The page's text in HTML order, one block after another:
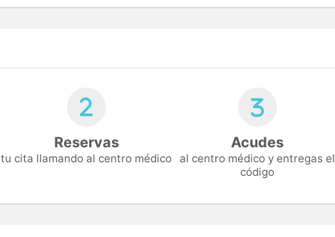
Reservas
tu cita llamando al centro médico
Acudes
al centro médico y entregas el
código